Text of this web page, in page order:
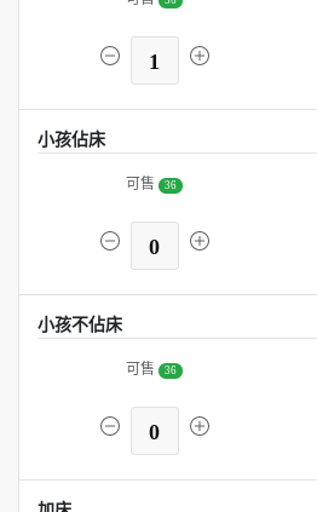
1
小孩佔床
可售 36
0
小孩不佔床
可售 36
0